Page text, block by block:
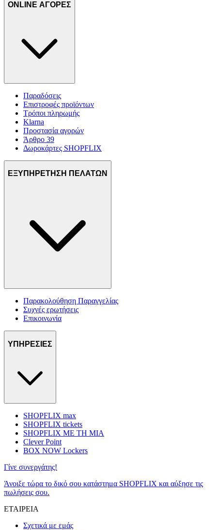
ONLINE ΑΓΟΡΕΣ
Παραδόσεις
Επιστροφές προϊόντων
Τρόποι πληρωμής
Klarna
Προστασία αγορών
Άρθρο 39
Δωροκάρτες SHOPFLIX
ΕΞΥΠΗΡΕΤΗΣΗ ΠΕΛΑΤΩΝ
Παρακολούθηση Παραγγελίας
Συχνές ερωτήσεις
Επικοινωνία
ΥΠΗΡΕΣΙΕΣ
SHOPFLIX max
SHOPFLIX tickets
SHOPFLIX ΜΕ ΤΗ ΜΙΑ
Clever Point
BOX NOW Lockers
Γίνε συνεργάτης!
Άνοιξε τώρα το δικό σου κατάστημα SHOPFLIX και αύξησε τις
πωλήσεις σου.
ΕΤΑΙΡΕΙΑ
Σχετικά με εμάς